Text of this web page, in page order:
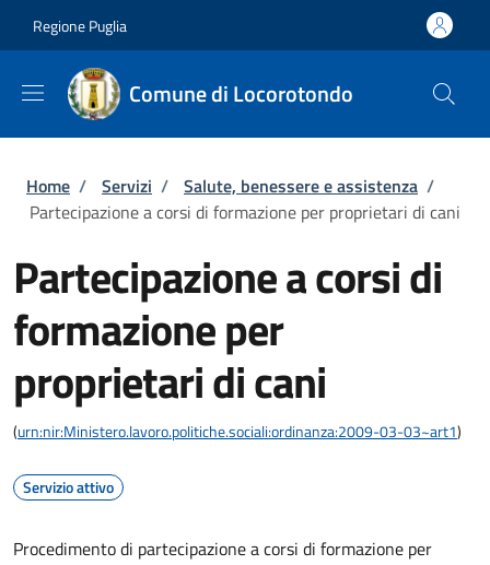
Regione Puglia
Comune di Locorotondo
Briciole di pane
Home / Servizi / Salute, benessere e assistenza /
Partecipazione a corsi di formazione per proprietari di cani
Partecipazione a corsi di
formazione per
proprietari di cani
(urn:nir:Ministero.lavoro.politiche.sociali:ordinanza:2009-03-03~art1)
Servizio attivo
Procedimento di partecipazione a corsi di formazione per